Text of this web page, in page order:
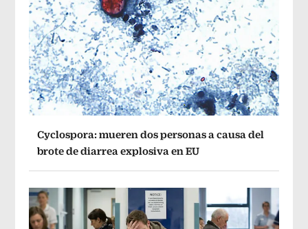
Cyclospora: mueren dos personas a causa del
brote de diarrea explosiva en EU